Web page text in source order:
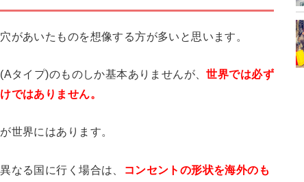
があいたものを想像する方が多いと思います。
タイプ)のものしか基本ありませんが、世界では必ず
ではありません。
世界にはあります。
なる国に行く場合は、
コンセントの形状を海外のも